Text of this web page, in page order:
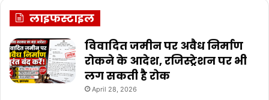
लाइफस्टाइल
विवादित जमीन पर अवैध निर्माण
रोकने के आदेश, रजिस्ट्रेशन पर भी
लग सकती है रोक
April 28, 2026